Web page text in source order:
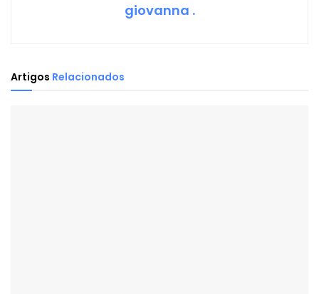
giovanna .
Artigos Relacionados